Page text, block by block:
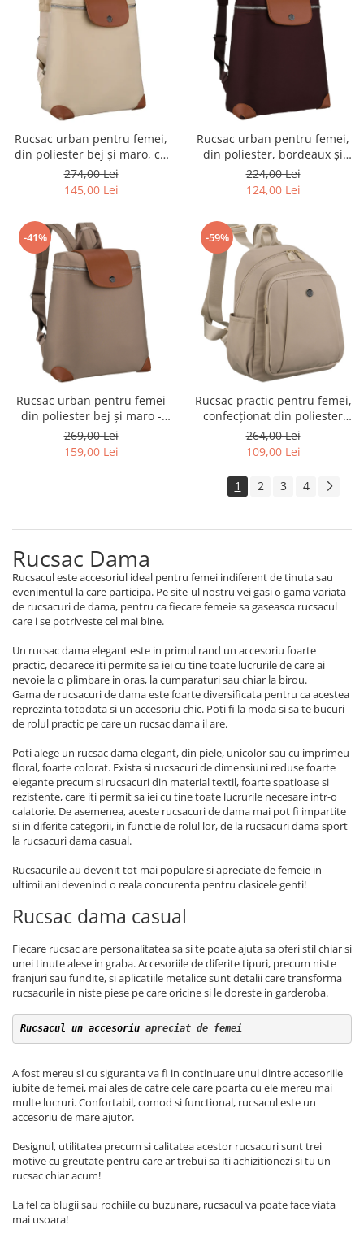
Rucsac urban pentru femei,
din poliester bej și maro, cu
închidere cu fermoar -
Peterson PTR-PTN CPY-10-
2959 ECRU
274,00 Lei
145,00 Lei
Rucsac urban pentru femei,
din poliester, bordeaux și
maro, cu bretele reglabile -
Peterson
224,00 Lei
124,00 Lei
-41%
Rucsac urban pentru femei
din poliester bej și maro -
Peterson PTR-PTN CPY-10-
2973
269,00 Lei
159,00 Lei
-59%
Rucsac practic pentru femei,
confecționat din poliester
ecru, cu un compartiment -
Peterson PTR-PTN CPY-06-
2478 ECRU
264,00 Lei
109,00 Lei
1 2 3 4
Rucsac Dama
Rucsacul este accesoriul ideal pentru femei indiferent de tinuta sau
evenimentul la care participa. Pe site-ul nostru vei gasi o gama variata
de rucsacuri de dama, pentru ca fiecare femeie sa gaseasca rucsacul
care i se potriveste cel mai bine.
Un rucsac dama elegant este in primul rand un accesoriu foarte
practic, deoarece iti permite sa iei cu tine toate lucrurile de care ai
nevoie la o plimbare in oras, la cumparaturi sau chiar la birou.
Gama de rucsacuri de dama este foarte diversificata pentru ca acestea
reprezinta totodata si un accesoriu chic. Poti fi la moda si sa te bucuri
de rolul practic pe care un rucsac dama il are.
Poti alege un rucsac dama elegant, din piele, unicolor sau cu imprimeu
floral, foarte colorat. Exista si rucsacuri de dimensiuni reduse foarte
elegante precum si rucsacuri din material textil, foarte spatioase si
rezistente, care iti permit sa iei cu tine toate lucrurile necesare intr-o
calatorie. De asemenea, aceste rucsacuri de dama mai pot fi impartite
si in diferite categorii, in functie de rolul lor, de la rucsacuri dama sport
la rucsacuri dama casual.
Rucsacurile au devenit tot mai populare si apreciate de femeie in
ultimii ani devenind o reala concurenta pentru clasicele genti!
Rucsac dama casual
Fiecare rucsac are personalitatea sa si te poate ajuta sa oferi stil chiar si
unei tinute alese in graba. Accesoriile de diferite tipuri, precum niste
franjuri sau fundite, si aplicatiile metalice sunt detalii care transforma
rucsacurile in niste piese pe care oricine si le doreste in garderoba.
Rucsacul un accesoriu apreciat de femei
A fost mereu si cu siguranta va fi in continuare unul dintre accesoriile
iubite de femei, mai ales de catre cele care poarta cu ele mereu mai
multe lucruri. Confortabil, comod si functional, rucsacul este un
accesoriu de mare ajutor.
Designul, utilitatea precum si calitatea acestor rucsacuri sunt trei
motive cu greutate pentru care ar trebui sa iti achizitionezi si tu un
rucsac chiar acum!
La fel ca blugii sau rochiile cu buzunare, rucsacul va poate face viata
mai usoara!